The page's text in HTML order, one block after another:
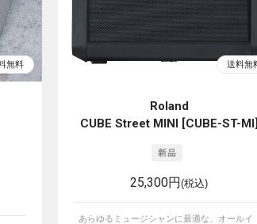
Roland
CUBE Street MINI [CUBE-ST-MI]
25,300円(税込)
あらゆるミュージシャンに最適な、オールイ